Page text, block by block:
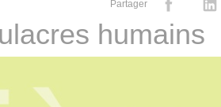
Partager
humains